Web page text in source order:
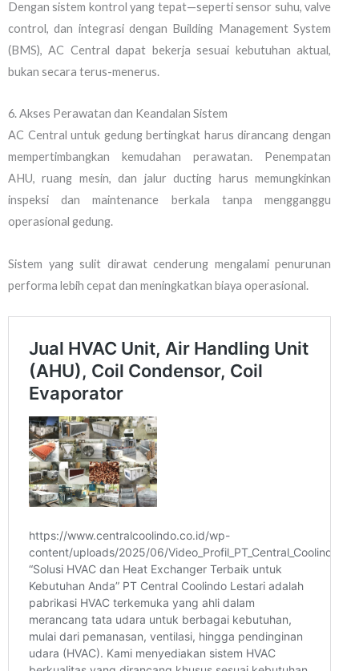
Dengan sistem kontrol yang tepat—seperti sensor suhu, valve
control, dan integrasi dengan Building Management System
(BMS), AC Central dapat bekerja sesuai kebutuhan aktual,
bukan secara terus-menerus.
6. Akses Perawatan dan Keandalan Sistem
AC Central untuk gedung bertingkat harus dirancang dengan
mempertimbangkan kemudahan perawatan. Penempatan
AHU, ruang mesin, dan jalur ducting harus memungkinkan
inspeksi dan maintenance berkala tanpa mengganggu
operasional gedung.
Sistem yang sulit dirawat cenderung mengalami penurunan
performa lebih cepat dan meningkatkan biaya operasional.